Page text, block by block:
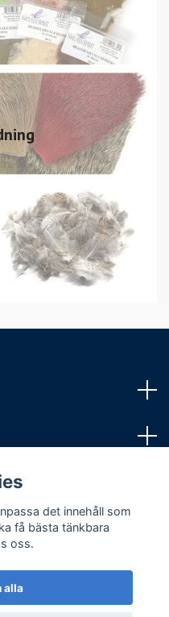
det innehåll som
få bästa tänkbara
oss.
alla